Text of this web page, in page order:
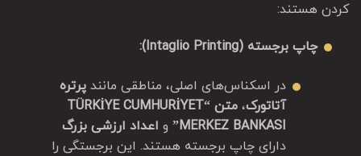
کردن هستند:
چاپ برجسته (Intaglio Printing):
در اسکناس‌های اصلی، مناطقی مانند پرتره
آتاتورک،
متن “TÜRKİYE CUMHURİYET
MERKEZ BANKASI” و اعداد ارزشی بزرگ
دارای چاپ برجسته هستند. این برجستگی را